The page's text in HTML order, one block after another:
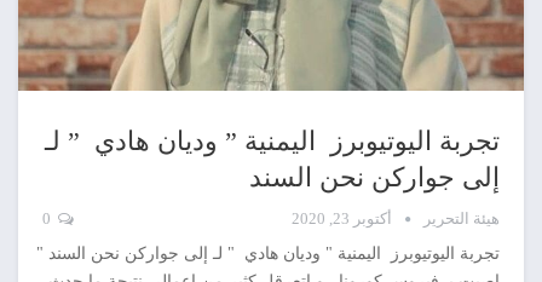
تجربة اليوتيوبرز اليمنية ” وديان هادي ” لـ
إلى جواركن نحن السند
هيئة التحرير أكتوبر 23, 2020
تجربة اليوتيوبرز اليمنية " وديان هادي " لـ إلى جواركن نحن السند "